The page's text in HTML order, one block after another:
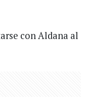
con Aldana al